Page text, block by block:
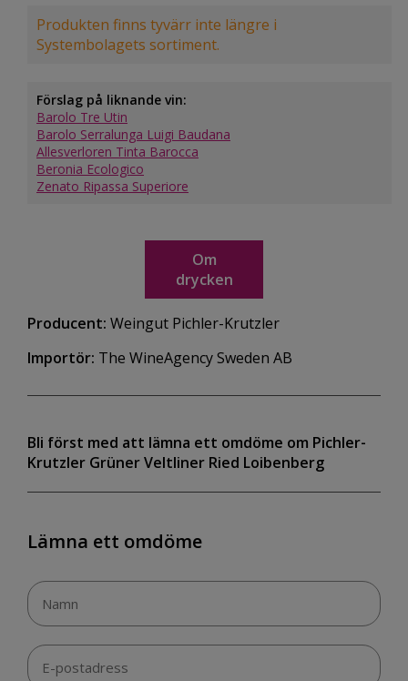
Produkten finns tyvärr inte längre i
Systembolagets sortiment.
Förslag på liknande vin:
Barolo Tre Utin
Barolo Serralunga Luigi Baudana
Allesverloren Tinta Barocca
Beronia Ecologico
Zenato Ripassa Superiore
Om
drycken
Producent: Weingut Pichler-Krutzler
Importör: The WineAgency Sweden AB
Bli först med att lämna ett omdöme om Pichler-
Krutzler Grüner Veltliner Ried Loibenberg
Lämna ett omdöme